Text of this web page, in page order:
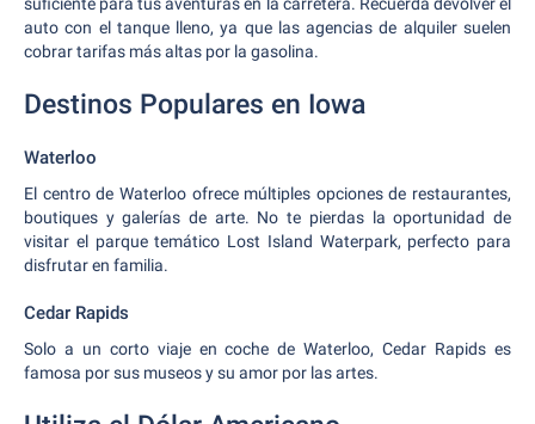
auto con el tanque lleno, ya que las agencias de alquiler suelen
cobrar tarifas más altas por la gasolina.
Destinos Populares en Iowa
Waterloo
El centro de Waterloo ofrece múltiples opciones de restaurantes,
boutiques y galerías de arte. No te pierdas la oportunidad de
visitar el parque temático Lost Island Waterpark, perfecto para
disfrutar en familia.
Cedar Rapids
Solo a un corto viaje en coche de Waterloo, Cedar Rapids es
famosa por sus museos y su amor por las artes.